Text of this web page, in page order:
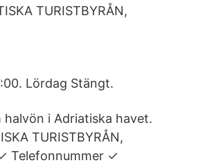
TURISTBYRÅN,
Lördag Stängt.
i Adriatiska havet.
TURISTBYRÅN,
Telefonnummer ✓